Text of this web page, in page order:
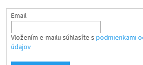
Email
Vložením e-mailu súhlasíte s podmienkami
údajov